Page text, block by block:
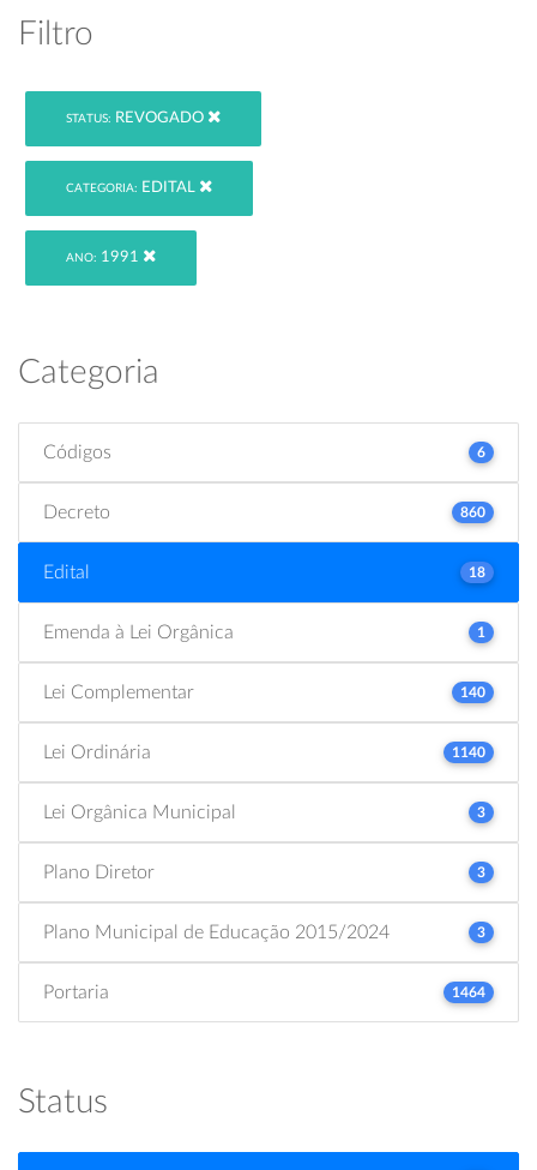
Filtro
STATUS: REVOGADO
CATEGORIA: EDITAL
ANO: 1991
Categoria
Códigos 6
Decreto 860
Edital 18
Emenda à Lei Orgânica 1
Lei Complementar 140
Lei Ordinária 1140
Lei Orgânica Municipal 3
Plano Diretor 3
Plano Municipal de Educação 2015/2024 3
Portaria 1464
Status